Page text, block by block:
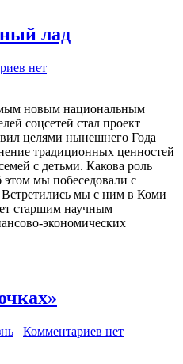
лад
нет
новым национальным
соцсетей стал проект
целями нынешнего Года
традиционных ценностей
с детьми. Какова роль
мы побеседовали с
мы с ним в Коми
старшим научным
экономических
Комментариев нет